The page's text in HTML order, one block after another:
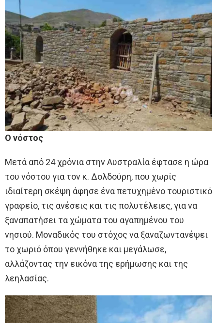
Ο νόστος
Μετά από 24 χρόνια στην Αυστραλία έφτασε η ώρα
του νόστου για τον κ. Δολδούρη, που χωρίς
ιδιαίτερη σκέψη άφησε ένα πετυχημένο τουριστικό
γραφείο, τις ανέσεις και τις πολυτέλειες, για να
ξαναπατήσει τα χώματα του αγαπημένου του
νησιού. Μοναδικός του στόχος να ξαναζωντανέψει
το χωριό όπου γεννήθηκε και μεγάλωσε,
αλλάζοντας την εικόνα της ερήμωσης και της
λεηλασίας.